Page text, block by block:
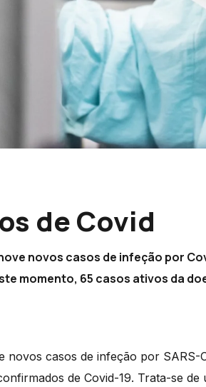
de Covid
novos casos de infeção por
momento, 65 casos ativos da
casos de infeção por SARS-
de Covid-19. Trata-se